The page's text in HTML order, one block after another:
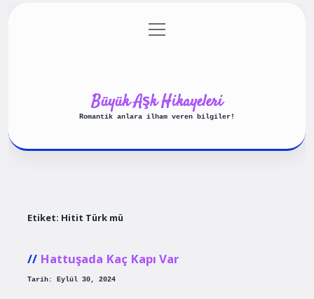
Gizlilik Politikası
menüyü
aç
Büyük Aşk Hikayeleri
Romantik anlara ilham veren bilgiler!
Etiket: Hitit Türk mü
Hattuşada Kaç Kapı Var
Tarih: Eylül 30, 2024